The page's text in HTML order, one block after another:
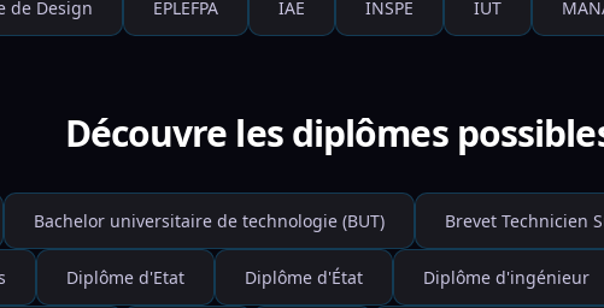
de Design EPLEFPA IAE INSPE IUT
Découvre les diplômes
Bachelor universitaire de technologie (BUT) Brevet Technicien
Diplôme d'Etat Diplôme d'État Diplôme d'ingénieur